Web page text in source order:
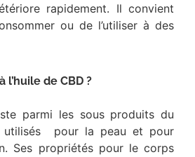
rapidement. Il convient
ou de l’utiliser à des
l’huile de CBD ?
parmi les sous produits du
utilisés pour la peau et pour
Ses propriétés pour le corps